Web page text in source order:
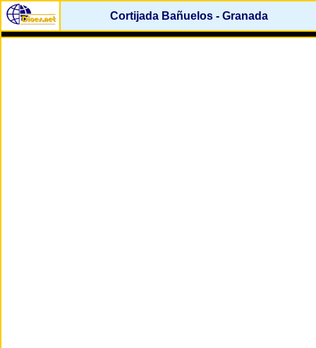
Cortijada Bañuelos - Granada